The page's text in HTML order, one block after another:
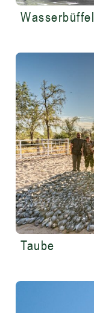
Wasserbüffel
Taube